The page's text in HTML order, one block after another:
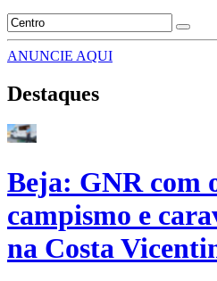
ANUNCIE AQUI
Destaques
Beja: GNR com
campismo e
na Costa